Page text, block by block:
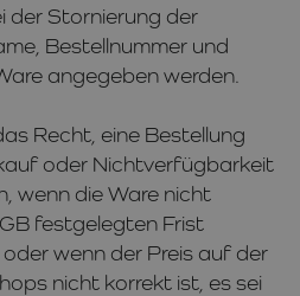
der Stornierung der
Bestellnummer und
angegeben werden.
Recht, eine Bestellung
oder Nichtverfügbarkeit
wenn die Ware nicht
festgelegten Frist
wenn der Preis auf der
nicht korrekt ist, es sei